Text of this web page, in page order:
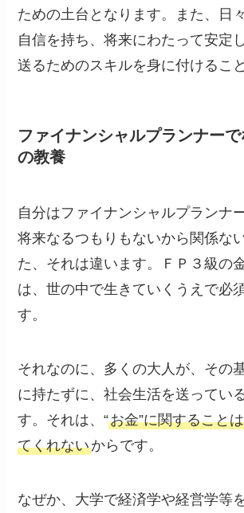
ための土台となります。また、日
自信を持ち、将来にわたって安定
送るためのスキルを身に付けるこ
ファイナンシャルプランナー
の教養
自分はファイナンシャルプランナ
将来なるつもりもないから関係な
た、それは違います。ＦＰ３級の
は、世の中で生きていくうえで必
す。
それなのに、多くの大人が、その
に持たずに、社会生活を送ってい
す。それは、“お金”に関すること
てくれないからです。
なぜか、大学で経済学や経営学等